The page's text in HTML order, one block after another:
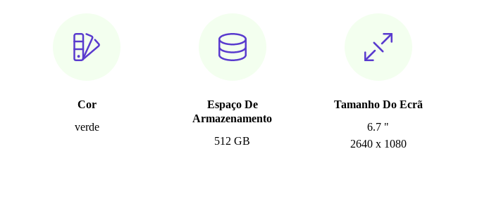
Cor
verde
Espaço De
Armazenamento
512 GB
Tamanho Do Ecrã
6.7 "
2640 x 1080